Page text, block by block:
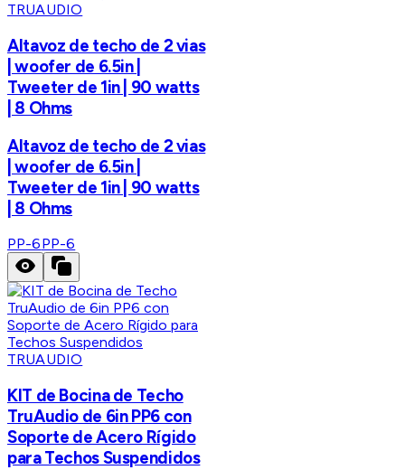
TRUAUDIO
Altavoz de techo de 2 vias
| woofer de 6.5in |
Tweeter de 1in | 90 watts
| 8 Ohms
Altavoz de techo de 2 vias
| woofer de 6.5in |
Tweeter de 1in | 90 watts
| 8 Ohms
PP-6PP-6
TRUAUDIO
KIT de Bocina de Techo
TruAudio de 6in PP6 con
Soporte de Acero Rígido
para Techos Suspendidos